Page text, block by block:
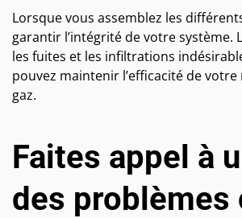
Lorsque vous assemblez les
garantir l’intégrité de votre
les fuites et les infiltrations
pouvez maintenir l’efficacité de
gaz.
Faites appel à
des problèmes